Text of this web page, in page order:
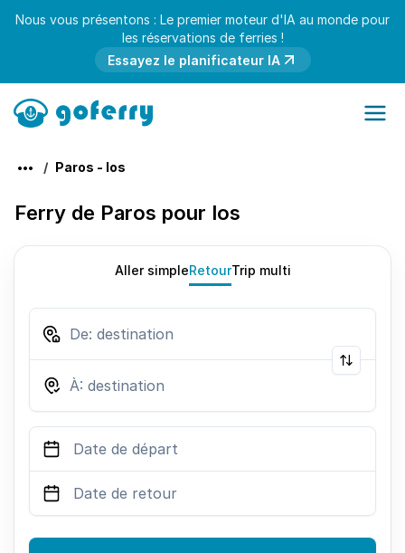
Nous vous présentons : Le premier moteur d'IA au monde pour
les réservations de ferries !
Essayez le planificateur IA
Paros - Ios
Ferry de Paros pour Ios
Aller simpleRetourTrip multi